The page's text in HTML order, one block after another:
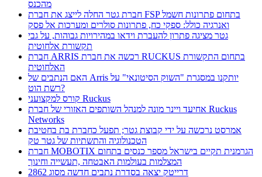
מהכנס
חברת גטר החלה לייצג את חברת FSP בתחום פתרונות חשמל
ואנרגיה כולל: ספקי כח, פתרונות סולרים ומערכות אל פסק
גטר מציגה פתרון להעברת וידאו במהירויות גבוהות, על גבי
תקשורת אלחוטית
חברת ARRIS רכשה את חברת RUCKUS בתחום התקשורת
האלחוטית
האם הנתבים של Arris יותקנו במסגרת "השוק הסיטונאי" על
רשת הוט?
קורס למקצועני Ruckus
אחיעד ויינר מונה למנהל השותפים האזורי של חברת Ruckus
Networks
אמרסט נרכשה על ידי קבוצת גטר; תפעל כחברת בת בחטיבת
הטכנולוגיה והתשתיות של גטר טק
חברת MOBOTIX הגרמנית תקיים בישראל מספר כנסים בתחום
המצלמות בעולמות האבטחה ,תעשייה וחינוך
דרייטק יצאה בסדרת נתבים חדשה מסוג 2862